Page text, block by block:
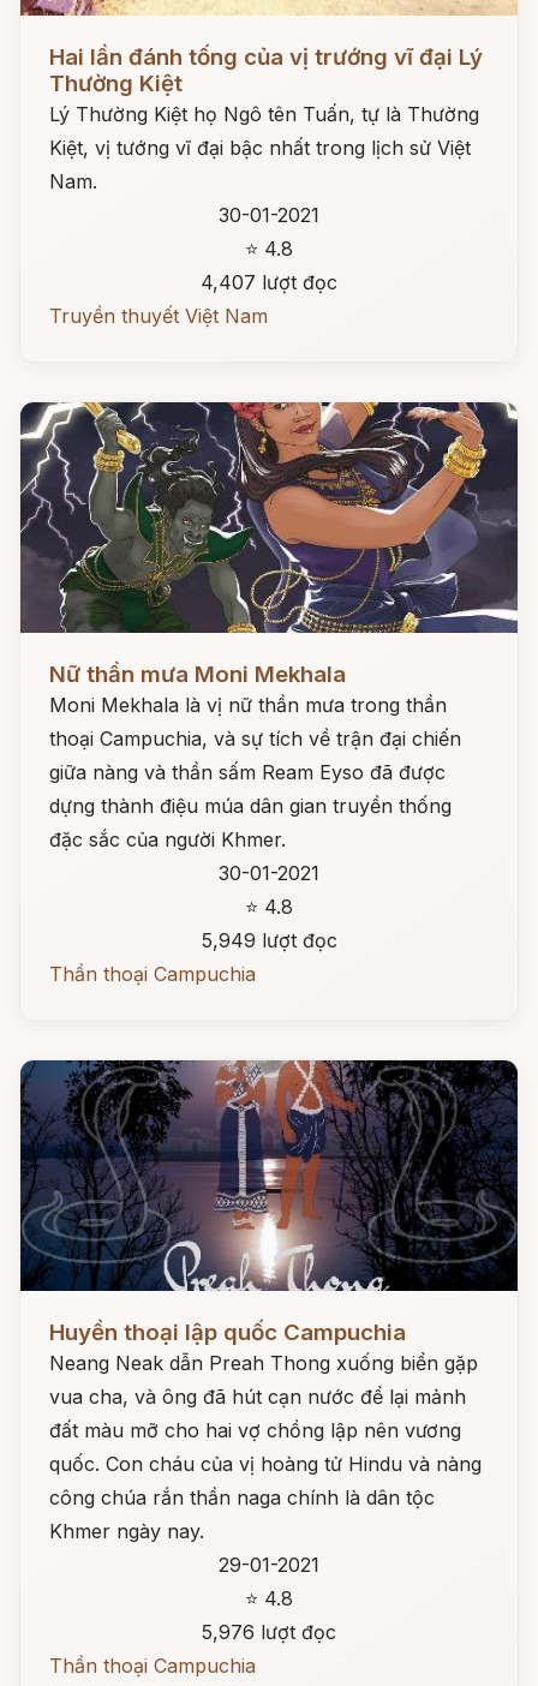
Đọc ngay
Hai lần đánh tống của vị trướng vĩ đại Lý
Thường Kiệt
Lý Thường Kiệt họ Ngô tên Tuấn, tự là Thường
Kiệt, vị tướng vĩ đại bậc nhất trong lịch sử Việt
Nam.
30-01-2021
⭐ 4.8
4,407 lượt đọc
Truyền thuyết Việt Nam
Nữ thần mưa Moni Mekhala
Moni Mekhala là vị nữ thần mưa trong thần
thoại Campuchia, và sự tích về trận đại chiến
giữa nàng và thần sấm Ream Eyso đã được
dựng thành điệu múa dân gian truyền thống
đặc sắc của người Khmer.
30-01-2021
⭐ 4.8
5,949 lượt đọc
Thần thoại Campuchia
Đọc ngay
Huyền thoại lập quốc Campuchia
Neang Neak dẫn Preah Thong xuống biển gặp
vua cha, và ông đã hút cạn nước để lại mảnh
đất màu mỡ cho hai vợ chồng lập nên vương
quốc. Con cháu của vị hoàng tử Hindu và nàng
công chúa rắn thần naga chính là dân tộc
Khmer ngày nay.
29-01-2021
⭐ 4.8
5,976 lượt đọc
Thần thoại Campuchia